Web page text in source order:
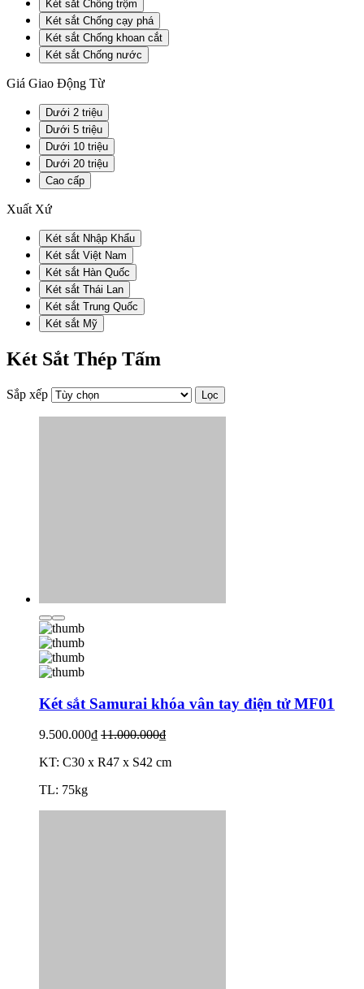
Két sắt Chống trộm
Két sắt Chống cạy phá
Két sắt Chống khoan cắt
Két sắt Chống nước
Giá Giao Động Từ
Dưới 2 triệu
Dưới 5 triệu
Dưới 10 triệu
Dưới 20 triệu
Cao cấp
Xuất Xứ
Két sắt Nhập Khẩu
Két sắt Việt Nam
Két sắt Hàn Quốc
Két sắt Thái Lan
Két sắt Trung Quốc
Két sắt Mỹ
Két Sắt Thép Tấm
Sắp xếp Lọc
Két sắt Samurai khóa vân tay điện tử MF01
9.500.000₫ 11.000.000₫
KT: C30 x R47 x S42 cm
TL: 75kg